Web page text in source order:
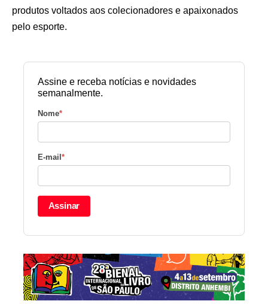
produtos voltados aos colecionadores e apaixonados
pelo esporte.
Assine e receba notícias e novidades
semanalmente.
Nome*
E-mail *
Assinar